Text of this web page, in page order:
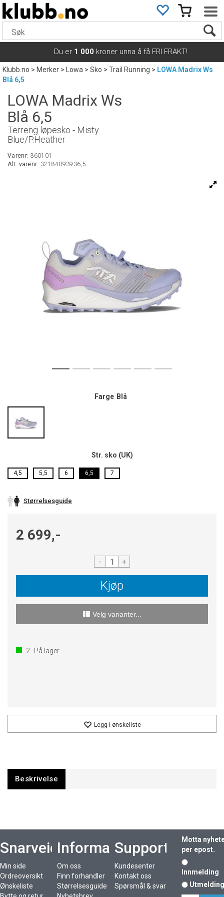
Du er 1 000 kroner unna å få FRI FRAKT!
Klubb.no>Merker> Lowa>Sko>Trail Running> LOWA Madrix Ws
Blå 6,5
LOWA Madrix Ws
Blå 6,5
Terreng løpesko - Misty
Blue/P.Heather
Varenr: 360101
Alt. varenr: 32184093936,5
Farge Blå
Str. sko (UK)
4,5 5,5 6 6,5 7
Størrelsesguide
2 699,-
- +
Kjøp
Velg varianter...
2 På lager
Legg i ønskeliste
Beskrivelse
Snarveier
Min side
Ordreoversikt
Ønskeliste
Informasjon
Om oss
Finn forhandler
Størrelsesguide
Support
Kundesenter
Kontakt oss
Spørsmål & svar
Motta
per epost.
Innmelding